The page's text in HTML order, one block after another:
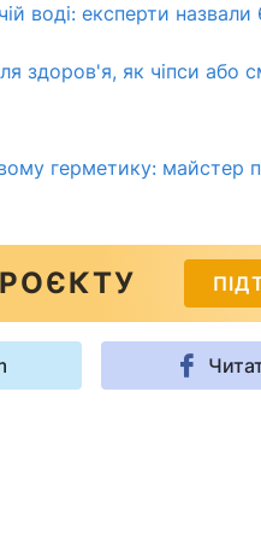
воді: експерти
здоров'я, як чіпси або
герметику: майстер